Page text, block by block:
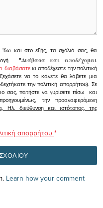
'δω και στο εξής, τα σχόλιά σας, θα
"Διάβασα και αποδέχομαι
διαβάσατεκι αποδέχεστε την πολιτική
να το κάνετε θα λάβετε μια
την πολιτική απορρήτου). Σε
σας, πατήστε να γυρίσετε πίσω και
την προαναφερόμενη
διεύθυνση και ιστότοπος, της
απορρήτου *
Learn how your comment